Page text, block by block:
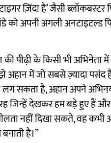
ज़िंदा है’ जैसी
को अपनी अगली अनटाइटल्ड
पीढ़ी के किसी भी
अहान में जो सबसे ज़्यादा
सकता है, अहान अपने
जिन्हें देखकर हम बड़े हुए हैं
नहीं दिखा सकते, वह
है।”